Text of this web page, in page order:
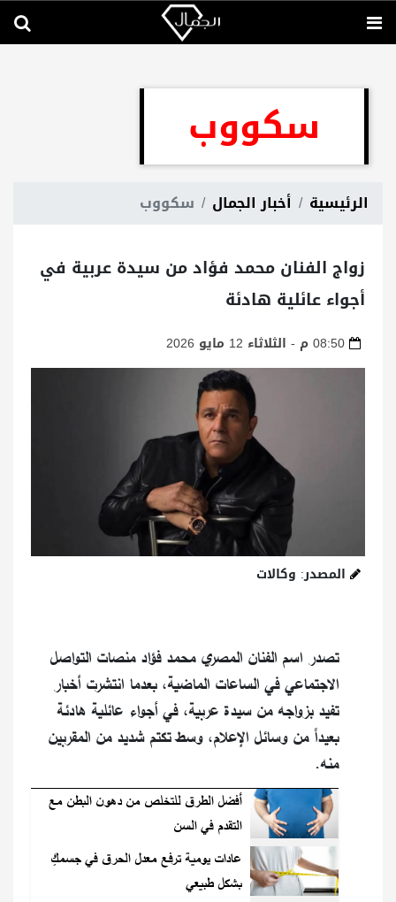
سكووب
الرئيسية أخبار الجمال سكووب
زواج الفنان محمد فؤاد من سيدة عربية في
أجواء عائلية هادئة
المصدر: وكالات
تصدر اسم الفنان المصري محمد فؤاد منصات التواصل
الاجتماعي في الساعات الماضية، بعدما انتشرت أخبار
تفيد بزواجه من سيدة عربية، في أجواء عائلية هادئة
بعيداً من وسائل الإعلام، وسط تكتم شديد من المقربين
منه.
أفضل الطرق للتخلص من دهون البطن مع
التقدم في السن
عادات يومية ترفع معدل الحرق في جسمكِ
بشكل طبيعي